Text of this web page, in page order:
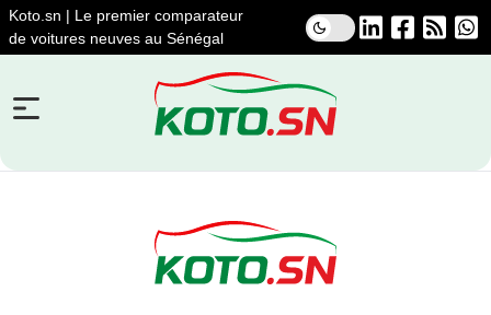
Koto.sn | Le premier comparateur
de voitures neuves au Sénégal